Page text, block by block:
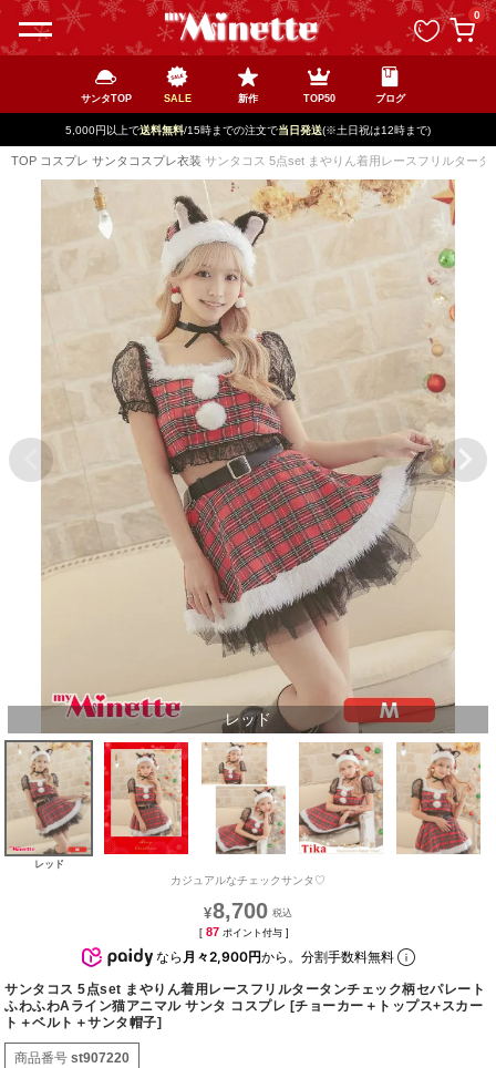
0
サンタTOP SALE 新作 TOP50 ブログ
5,000円以上で送料無料/15時までの注文で当日発送(※土日祝は12時まで)
TOP コスプレ サンタコスプレ衣装 サンタコス 5点set まやりん着用レースフリルター
レッド
レッド
カジュアルなチェックサンタ♡
¥8,700
[ 87 ポイント付与 ]
なら 月々2,900円から。分割手数料無料
サンタコス 5点set まやりん着用レースフリルタータンチェック柄セパレート
ふわふわAライン猫アニマル サンタ コスプレ [チョーカー＋トップス+スカー
ト＋ベルト＋サンタ帽子]
商品番号 st907220
ペー
ジト
ップ